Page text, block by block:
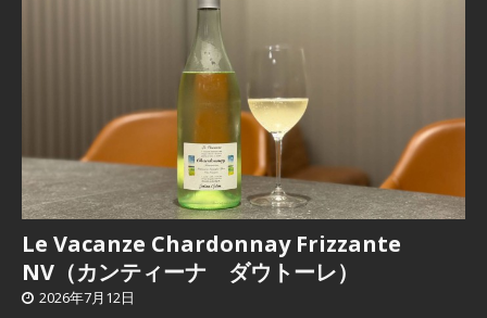
Le Vacanze Chardonnay Frizzante
NV（カンティーナ ダウトーレ）
2026年7月12日